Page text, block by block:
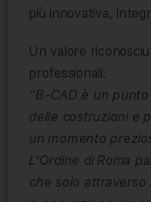
più innovativa,
Un valore
professionali:
“B-CAD è un
delle costruzioni e
un momento
L’Ordine di Roma
che solo attraverso